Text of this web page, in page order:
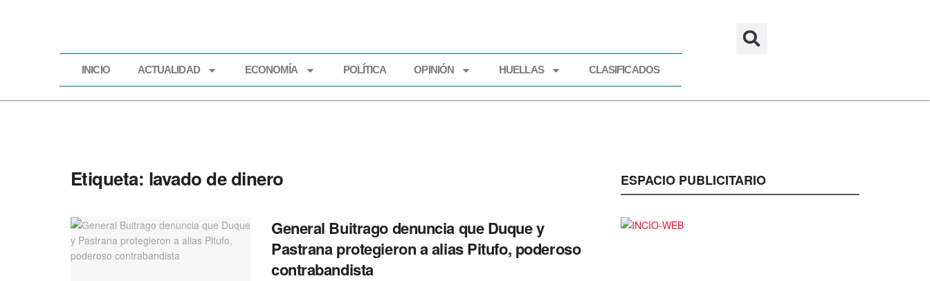
INICIO ACTUALIDAD ECONOMÍA POLÍTICA OPINIÓN HUELLAS CLASIFICADOS
Etiqueta: lavado de dinero
General Buitrago denuncia que Duque y
Pastrana protegieron a alias Pitufo, poderoso
contrabandista
ESPACIO PUBLICITARIO